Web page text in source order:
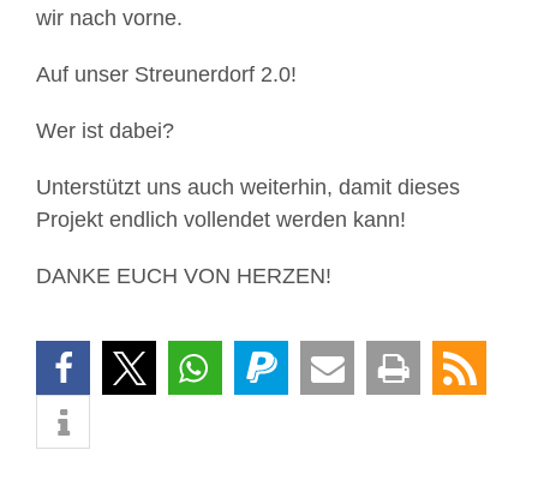
wir nach vorne.
Auf unser Streunerdorf 2.0!
Wer ist dabei?
Unterstützt uns auch weiterhin, damit dieses
Projekt endlich vollendet werden kann!
DANKE EUCH VON HERZEN!